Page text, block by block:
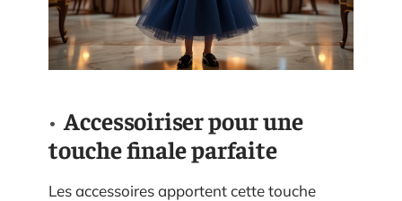
Accessoiriser pour une
touche finale parfaite
Les accessoires apportent cette touche